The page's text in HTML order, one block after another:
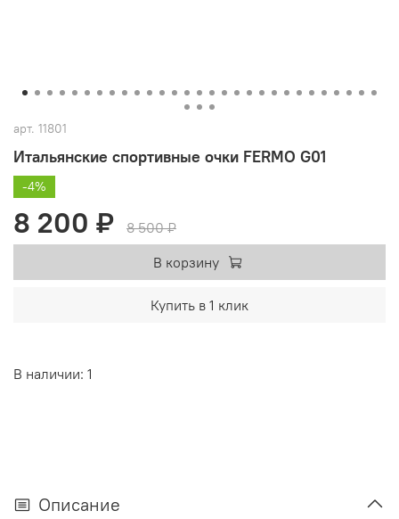
арт. 11801
Итальянские спортивные очки FERMO G01
В наличии: 1
-4%
8 200 ₽
8 500 ₽
В корзину
Купить в 1 клик
Описание